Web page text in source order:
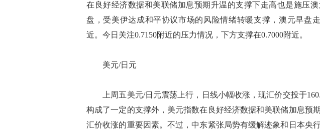
在良好经济数据和美联储加息预期升温的支撑下走高也是施压
盘，受美伊达成和平协议市场的风险情绪转暖支撑，澳元早盘
近。今日关注0.7150附近的压力情况，下方支撑在0.7000附近。
美元/日元
上周五美元/日元震荡上行，日线小幅收涨，现汇价交投于
构成了一定的支撑外，美元指数在良好经济数据和美联储加息预
汇价收涨的重要因素。不过，中东紧张局势有缓解迹象和日本央